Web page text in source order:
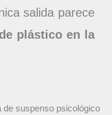
salida parece
plástico en la
de suspenso psicológico